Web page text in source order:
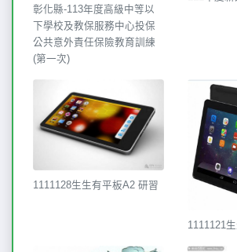
彰化縣-113年度高級中等以
下學校及教保服務中心投保
公共意外責任保險教育訓練
(第一次)
1111128生生有平板A2 研習
1111121